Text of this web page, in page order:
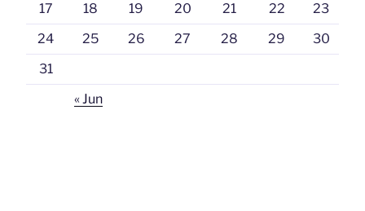
17
18 19 20 21 22
23
24
25 26 27 28 29
30
31
« Jun